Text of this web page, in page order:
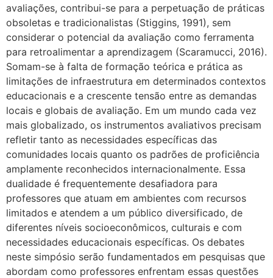
avaliações, contribui-se para a perpetuação de práticas
obsoletas e tradicionalistas (Stiggins, 1991), sem
considerar o potencial da avaliação como ferramenta
para retroalimentar a aprendizagem (Scaramucci, 2016).
Somam-se à falta de formação teórica e prática as
limitações de infraestrutura em determinados contextos
educacionais e a crescente tensão entre as demandas
locais e globais de avaliação. Em um mundo cada vez
mais globalizado, os instrumentos avaliativos precisam
refletir tanto as necessidades específicas das
comunidades locais quanto os padrões de proficiência
amplamente reconhecidos internacionalmente. Essa
dualidade é frequentemente desafiadora para
professores que atuam em ambientes com recursos
limitados e atendem a um público diversificado, de
diferentes níveis socioeconômicos, culturais e com
necessidades educacionais específicas. Os debates
neste simpósio serão fundamentados em pesquisas que
abordam como professores enfrentam essas questões